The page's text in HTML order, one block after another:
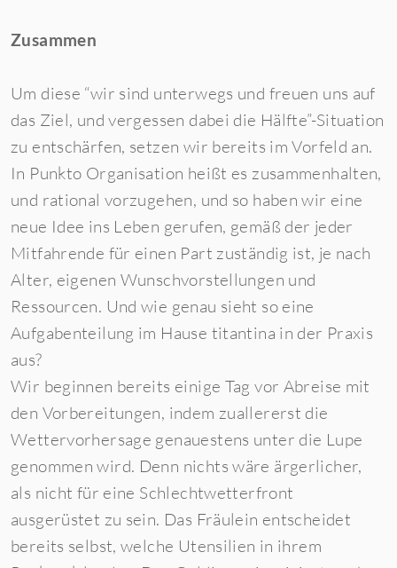
Zusammen
Um diese “wir sind unterwegs und freuen uns auf
das Ziel, und vergessen dabei die Hälfte”-Situation
zu entschärfen, setzen wir bereits im Vorfeld an.
In Punkto Organisation heißt es zusammenhalten,
und rational vorzugehen, und so haben wir eine
neue Idee ins Leben gerufen, gemäß der jeder
Mitfahrende für einen Part zuständig ist, je nach
Alter, eigenen Wunschvorstellungen und
Ressourcen. Und wie genau sieht so eine
Aufgabenteilung im Hause titantina in der Praxis
aus?
Wir beginnen bereits einige Tag vor Abreise mit
den Vorbereitungen, indem zuallererst die
Wettervorhersage genauestens unter die Lupe
genommen wird. Denn nichts wäre ärgerlicher,
als nicht für eine Schlechtwetterfront
ausgerüstet zu sein. Das Fräulein entscheidet
bereits selbst, welche Utensilien in ihrem